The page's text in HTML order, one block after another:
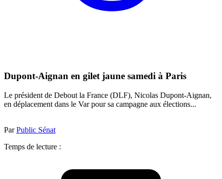
Dupont-Aignan en gilet jaune samedi à Paris
Le président de Debout la France (DLF), Nicolas Dupont-Aignan,
en déplacement dans le Var pour sa campagne aux élections...
ParPublic Sénat
Temps de lecture :